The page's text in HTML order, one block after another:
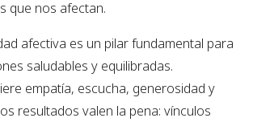
que nos afectan.
afectiva es un pilar fundamental para
saludables y equilibradas.
empatía, escucha, generosidad y
resultados valen la pena: vínculos